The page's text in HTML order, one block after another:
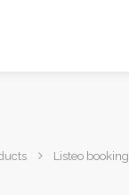
Listeo booking